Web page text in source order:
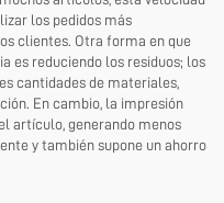
los pedidos más
clientes. Otra forma en que
es reduciendo los residuos; los
cantidades de materiales,
En cambio, la impresión
artículo, generando menos
y también supone un ahorro